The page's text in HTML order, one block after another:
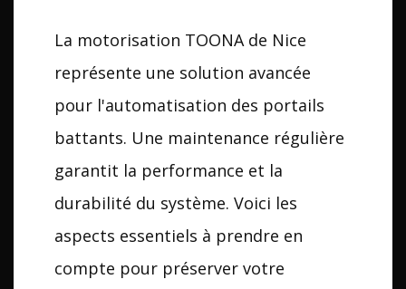
La motorisation TOONA de Nice
représente une solution avancée
pour l'automatisation des portails
battants. Une maintenance régulière
garantit la performance et la
durabilité du système. Voici les
aspects essentiels à prendre en
compte pour préserver votre